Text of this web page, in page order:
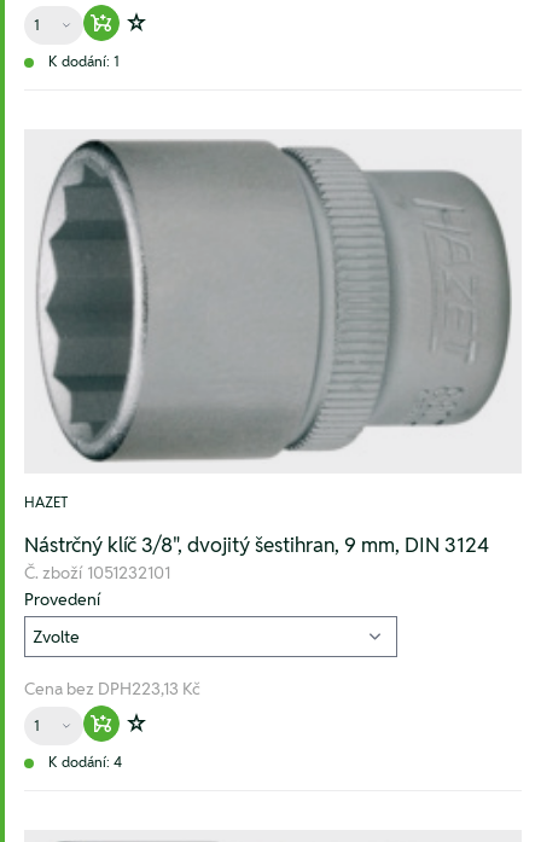
Množství
Warenkorb hinzufügen
Zur Wunschliste hinzufügen
K dodání: 1
HAZET
Nástrčný klíč 3/8", dvojitý šestihran, 9 mm, DIN 3124
Č. zboží 1051232101
Provedení
Cena bez DPH223,13 Kč
Množství
Warenkorb hinzufügen
Zur Wunschliste hinzufügen
K dodání: 4